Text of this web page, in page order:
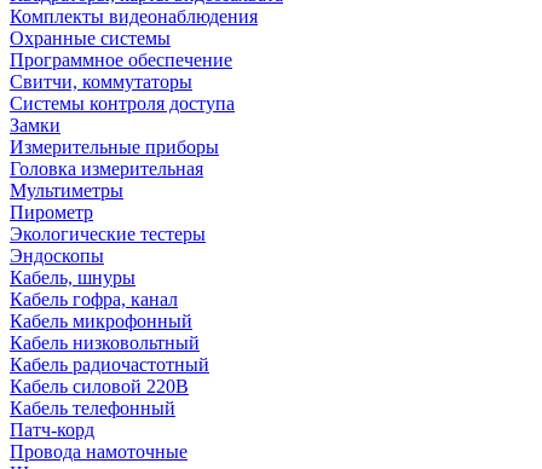
Комплекты видеонаблюдения
Охранные системы
Программное обеспечение
Свитчи, коммутаторы
Системы контроля доступа
Замки
Измерительные приборы
Головка измерительная
Мультиметры
Пирометр
Экологические тестеры
Эндоскопы
Кабель, шнуры
Кабель гофра, канал
Кабель микрофонный
Кабель низковольтный
Кабель радиочастотный
Кабель силовой 220В
Кабель телефонный
Патч-корд
Провода намоточные